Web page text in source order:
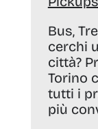
Bus,
cerchi
città?
Torino
tutti i
più